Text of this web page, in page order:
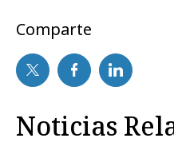
Comparte
Noticias